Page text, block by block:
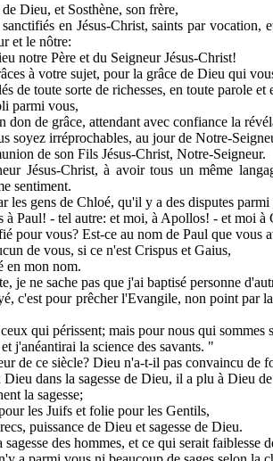
Dieu, et Sosthène, son frère,
en Jésus-Christ, saints par
et le nôtre:
notre Père et du Seigneur Jésus-Christ!
à votre sujet, pour la grâce de Dieu qui
de toute sorte de richesses, en toute parole et
parmi vous,
don de grâce, attendant avec confiance la
soyez irréprochables, au jour de Notre-
de son Fils Jésus-Christ, Notre-Seigneur.
Jésus-Christ, à avoir tous un même
sentiment.
les gens de Chloé, qu'il y a des disputes parmi
Paul! - tel autre: et moi, à Apollos! - et moi à
pour vous? Est-ce au nom de Paul que vous
de vous, si ce n'est Crispus et Gaius,
en mon nom.
je ne sache pas que j'ai baptisé personne
c'est pour prêcher l'Evangile, non point par
qui périssent; mais pour nous qui sommes
j'anéantirai la science des savants. "
de ce siècle? Dieu n'a-t-il pas convaincu de
dans la sagesse de Dieu, il a plu à Dieu
la sagesse;
les Juifs et folie pour les Gentils,
puissance de Dieu et sagesse de Dieu.
des hommes, et ce qui serait faiblesse